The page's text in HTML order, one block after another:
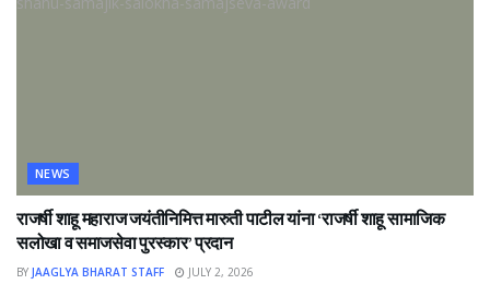
NEWS
राजर्षी शाहू महाराज जयंतीनिमित्त मारुती पाटील यांना ‘राजर्षी शाहू सामाजिक
सलोखा व समाजसेवा पुरस्कार’ प्रदान
BY JAAGLYA BHARAT STAFF JULY 2, 2026